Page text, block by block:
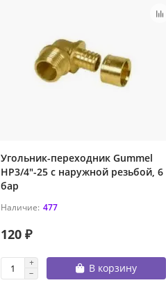
Угольник-переходник Gummel
НР3/4"-25 с наружной резьбой, 6
бар
477
120 ₽
В корзину